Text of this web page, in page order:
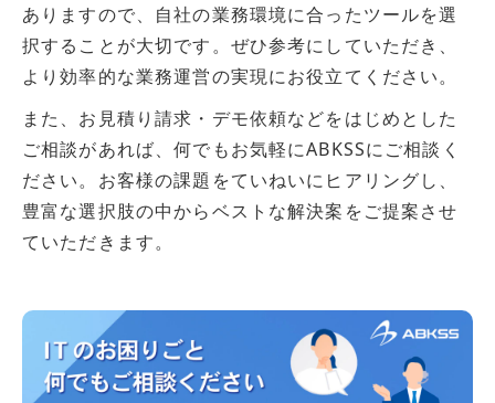
ありますので、自社の業務環境に合ったツールを選
択することが大切です。ぜひ参考にしていただき、
より効率的な業務運営の実現にお役立てください。
また、お見積り請求・デモ依頼などをはじめとした
ご相談があれば、何でもお気軽にABKSSにご相談く
ださい。お客様の課題をていねいにヒアリングし、
豊富な選択肢の中からベストな解決案をご提案させ
ていただきます。